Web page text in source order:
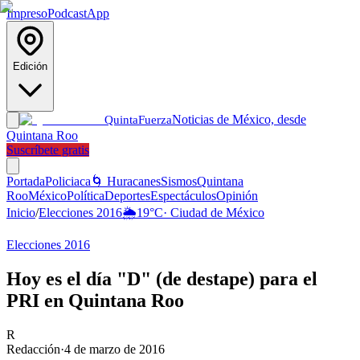
ImpresoPodcastApp
Edición
QuintaFuerzaNoticias de México, desde
Quintana Roo
Suscríbete gratis
PortadaPoliciaca 🌀 HuracanesSismosQuintana
RooMéxicoPolíticaDeportesEspectáculosOpinión
Inicio/Elecciones 2016🌦️19°C· Ciudad de México
Elecciones 2016
Hoy es el día "D" (de destape) para el
PRI en Quintana Roo
R
Redacción·4 de marzo de 2016